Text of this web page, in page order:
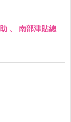
育兒、托育補
麼補助吧！
、 南部津貼總